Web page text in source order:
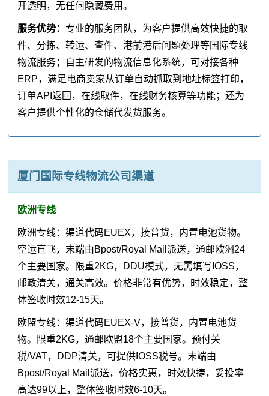
开透明，无任何隐藏费用。
服务优势：专业的服务团队，为客户提供高效快捷的取
件、分拣、转运、查件、港前港后问题处理等国际专线
物流服务；自主研发的物流信息化系统，可对接各种
ERP，满足电商卖家从订单自动抓取到地址标签打印，
订单API返回，在线取件，在线财务核算等功能；还为
客户提供个性化的仓储代发货服务。
厦门国际专线物流公司渠道
欧洲专线
欧洲专线：渠道代码EUEX，接普货，内置电池货物。
空运直飞，末端由Bpost/Royal Mail派送，通邮欧洲24
个主要国家。限重2KG，DDU模式，无需填写IOSS，
邮政清关，通关高效。价格非常有优势，时效稳定，整
体签收时效12-15天。
欧盟专线：渠道代码EUEX-V，接普货，内置电池货
物。限重2KG，通邮欧盟18个主要国家。预付关
税/VAT，DDP清关，可提供IOSS税号。末端由
Bpost/Royal Mail派送，价格实惠，时效快捷，妥投率
高达99以上，整体签收时效6-10天。